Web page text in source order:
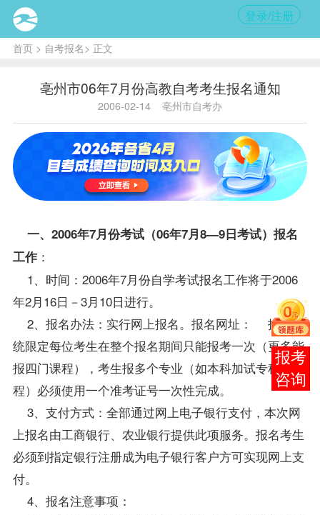
登录/注册
首页> 自考报名> 正文
亳州市06年7月份高教自考考生报名通知
2006-02-14 亳州市自考办
一、2006年7月份考试（06年7月8—9日考试） 报名
工作：
1、时间：2006年7月份自学考试报名工作将于2006
年2月16日－3月10日进行。
2、报名办法：实行网上报名。报名网址：
报名系
统限定每位考生在整个报名期间只能报考一次（更多能
报四门课程），考生报多个专业 （如本科加试专科课
程）必须使用一个准考证号一次性完成。
3、支付方式：全部通过网上电子银行支付，本次网
上报名由工商银行、农业银行提供此项服务。报名考生
必须到指定银行注册成为电子银行客户方可实现网上支
付。
4、报名注意事项：
报考
咨询